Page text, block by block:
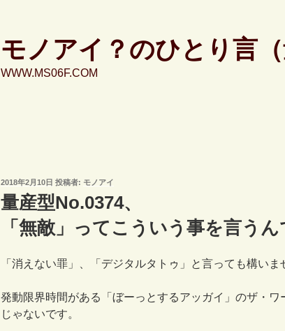
モノアイ？のひとり言（
WWW.MS06F.COM
投
稿
日:
2018年2月10日 投稿者: モノアイ
量産型No.0374、
「無敵」ってこういう事を言うん
「消えない罪」、「デジタルタトゥ」と言っても構いま
発動限界時間がある「ぼーっとするアッガイ」のザ・ワ
じゃないです。